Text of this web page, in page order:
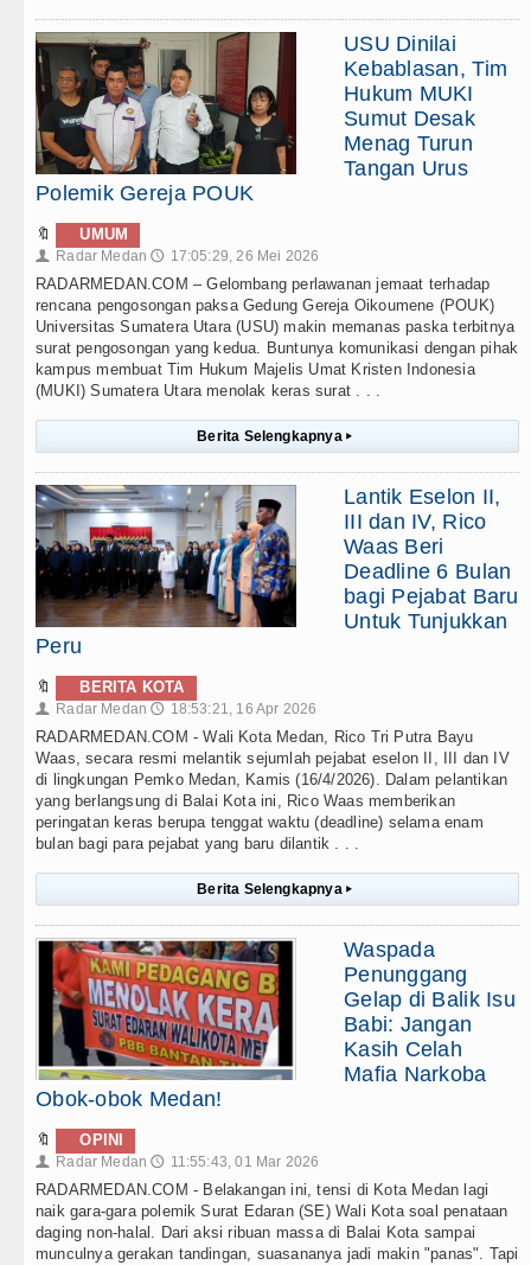
USU Dinilai
Kebablasan, Tim
Hukum MUKI
Sumut Desak
Menag Turun
Tangan Urus
Polemik Gereja POUK
🔖 UMUM
👤 Radar Medan 🕔 17:05:29, 26 Mei 2026
RADARMEDAN.COM – Gelombang perlawanan jemaat terhadap
rencana pengosongan paksa Gedung Gereja Oikoumene (POUK)
Universitas Sumatera Utara (USU) makin memanas paska terbitnya
surat pengosongan yang kedua. Buntunya komunikasi dengan pihak
kampus membuat Tim Hukum Majelis Umat Kristen Indonesia
(MUKI) Sumatera Utara menolak keras surat . . .
Berita Selengkapnya ▸
Lantik Eselon II,
III dan IV, Rico
Waas Beri
Deadline 6 Bulan
bagi Pejabat Baru
Untuk Tunjukkan
Peru
🔖 BERITA KOTA
👤 Radar Medan 🕔 18:53:21, 16 Apr 2026
RADARMEDAN.COM - Wali Kota Medan, Rico Tri Putra Bayu
Waas, secara resmi melantik sejumlah pejabat eselon II, III dan IV
di lingkungan Pemko Medan, Kamis (16/4/2026). Dalam pelantikan
yang berlangsung di Balai Kota ini, Rico Waas memberikan
peringatan keras berupa tenggat waktu (deadline) selama enam
bulan bagi para pejabat yang baru dilantik . . .
Berita Selengkapnya ▸
Waspada
Penunggang
Gelap di Balik Isu
Babi: Jangan
Kasih Celah
Mafia Narkoba
Obok-obok Medan!
🔖 OPINI
👤 Radar Medan 🕔 11:55:43, 01 Mar 2026
RADARMEDAN.COM - Belakangan ini, tensi di Kota Medan lagi
naik gara-gara polemik Surat Edaran (SE) Wali Kota soal penataan
daging non-halal. Dari aksi ribuan massa di Balai Kota sampai
munculnya gerakan tandingan, suasananya jadi makin "panas". Tapi